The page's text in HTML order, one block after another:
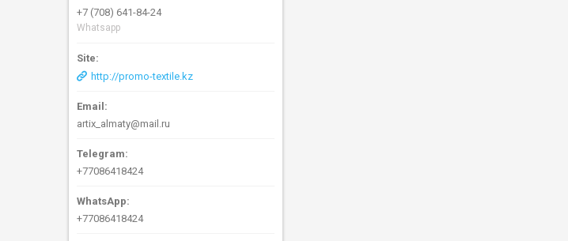
+7 (708) 641-84-24
Whatsapp
http://promo-textile.kz
artix_almaty@mail.ru
+77086418424
+77086418424